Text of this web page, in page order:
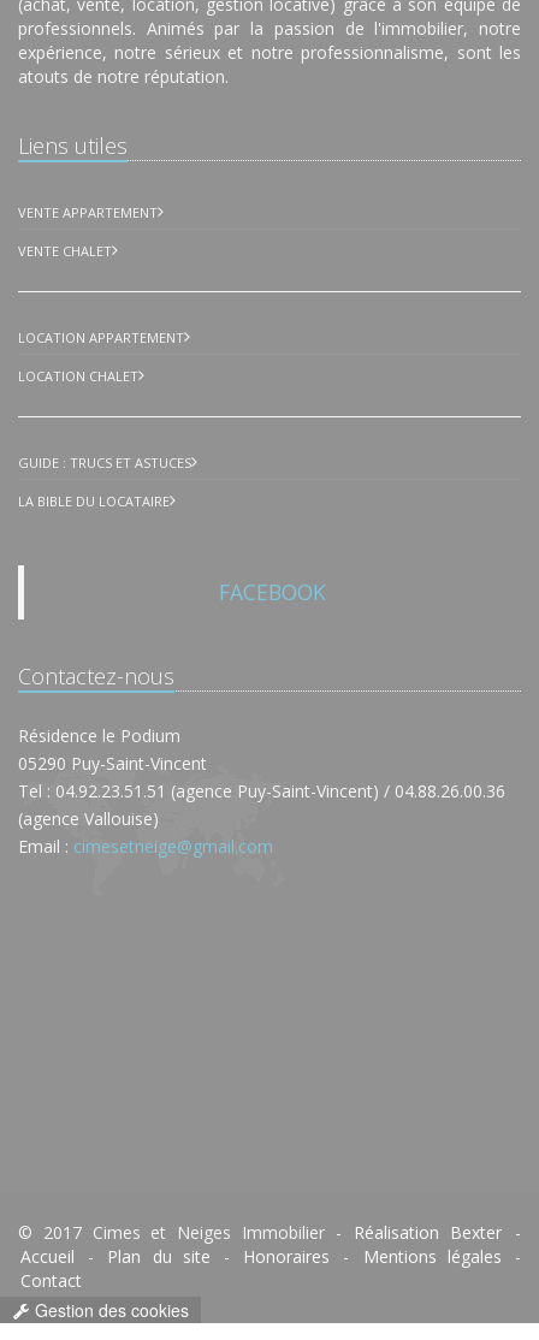
professionnels. Animés par la passion de l'immobilier, notre
expérience, notre sérieux et notre professionnalisme, sont les
atouts de notre réputation.
Liens utiles
VENTE APPARTEMENT
VENTE CHALET
LOCATION APPARTEMENT
LOCATION CHALET
GUIDE : TRUCS ET ASTUCES
LA BIBLE DU LOCATAIRE
FACEBOOK
Contactez-nous
Résidence le Podium
05290 Puy-Saint-Vincent
Tel : 04.92.23.51.51 (agence Puy-Saint-Vincent) / 04.88.26.00.36
(agence Vallouise)
Email : cimesetneige@gmail.com
© 2017 Cimes et Neiges Immobilier - Réalisation Bexter
-
Accueil
- Plan du site - Honoraires - Mentions légales
-
Contact
Gestion des cookies